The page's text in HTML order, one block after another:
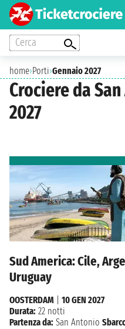
Cerca
home›Porti›Gennaio 2027
Crociere da
2027
Sud America: Cile,
Uruguay
OOSTERDAM
10 GEN 2027
Durata: 22 notti
Partenza da: San Antonio